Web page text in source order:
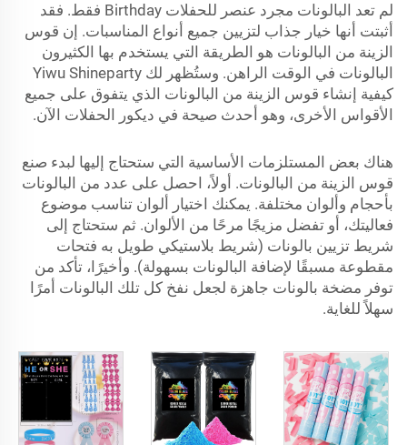
لم تعد البالونات مجرد عنصر للحفلات Birthday فقط. فقد
أثبتت أنها خيار جذاب لتزيين جميع أنواع المناسبات. إن قوس
الزينة من البالونات هو الطريقة التي يستخدم بها الكثيرون
البالونات في الوقت الراهن. وستُظهر لك Yiwu Shineparty
كيفية إنشاء قوس الزينة من البالونات الذي يتفوق على جميع
الأقواس الأخرى، وهو أحدث صيحة في ديكور الحفلات الآن.
هناك بعض المستلزمات الأساسية التي ستحتاج إليها لبدء صنع
قوس الزينة من البالونات. أولاً، احصل على عدد من البالونات
بأحجام وألوان مختلفة. يمكنك اختيار ألوان تناسب موضوع
فعاليتك، أو تفضل مزيجًا مرحًا من الألوان. ثم ستحتاج إلى
شريط تزيين بالونات (شريط بلاستيكي طويل به فتحات
مقطوعة مسبقًا لإضافة البالونات بسهولة). وأخيرًا، تأكد من
توفر مضخة بالونات جاهزة لجعل نفخ كل تلك البالونات أمرًا
سهلاً للغاية.